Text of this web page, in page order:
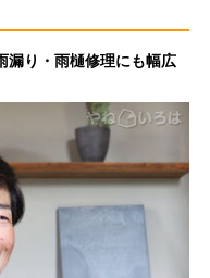
漏り・雨樋修理にも幅広